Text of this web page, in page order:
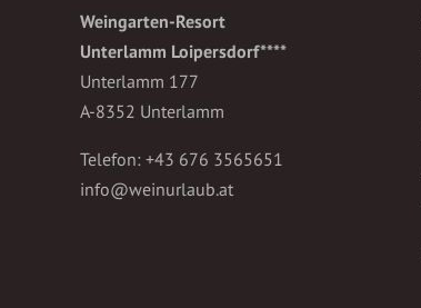
Weingarten-Resort
Unterlamm Loipersdorf****
Unterlamm 177
A-8352 Unterlamm
Telefon: +43 676 3565651
info@weinurlaub.at